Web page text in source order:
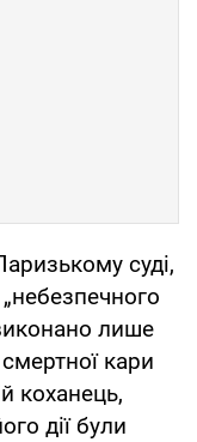
суді,
лише
кари
коханець,
дії були